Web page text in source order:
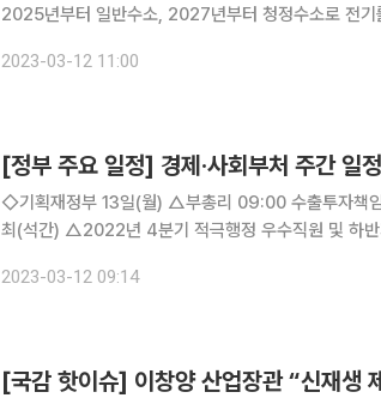
2025년부터 일반수소, 2027년부터 청정수소로 전
2023-03-12 11:00
[정부 주요 일정] 경제·사회부처 주간 일
◇기획재정부 13일(월) △부총리 09:00 수출투자책임관회의(세종청사) △수출투자책임관회의 개
최(석간) △2022년 4분기 적극행정 우수직원 및 하반기 우수부서 포상 14일(화) △부총리 10:00
2023-03-12 09:14